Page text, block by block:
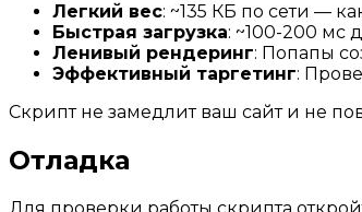
Легкий вес: ~135 КБ по сети —
Быстрая загрузка: ~100-200 мс
Ленивый рендеринг: Попапы
Эффективный таргетинг:
Скрипт не замедлит ваш сайт и не
Отладка
Для проверки работы скрипта